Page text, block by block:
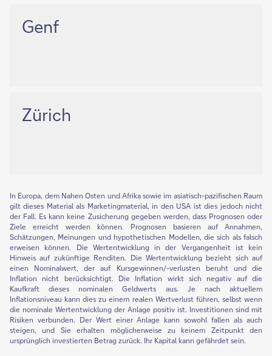
Genf
Zürich
In Europa, dem Nahen Osten und Afrika sowie im asiatisch-pazifischen Raum
gilt dieses Material als Marketingmaterial, in den USA ist dies jedoch nicht
der Fall. Es kann keine Zusicherung gegeben werden, dass Prognosen oder
Ziele erreicht werden können. Prognosen basieren auf Annahmen,
Schätzungen, Meinungen und hypothetischen Modellen, die sich als falsch
erweisen können. Die Wertentwicklung in der Vergangenheit ist kein
Hinweis auf zukünftige Renditen. Die Wertentwicklung bezieht sich auf
einen Nominalwert, der auf Kursgewinnen/-verlusten beruht und die
Inflation nicht berücksichtigt. Die Inflation wirkt sich negativ auf die
Kaufkraft dieses nominalen Geldwerts aus. Je nach aktuellem
Inflationsniveau kann dies zu einem realen Wertverlust führen, selbst wenn
die nominale Wertentwicklung der Anlage positiv ist. Investitionen sind mit
Risiken verbunden. Der Wert einer Anlage kann sowohl fallen als auch
steigen, und Sie erhalten möglicherweise zu keinem Zeitpunkt den
ursprünglich investierten Betrag zurück. Ihr Kapital kann gefährdet sein.